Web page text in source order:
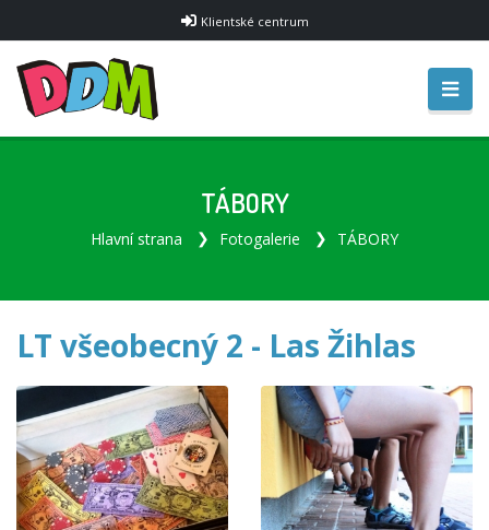
Klientské centrum
TÁBORY
Hlavní strana Fotogalerie TÁBORY
LT všeobecný 2 - Las Žihlas